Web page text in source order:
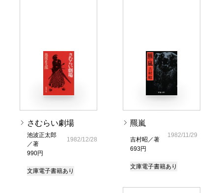
さむらい劇場
池波正太郎
／著
990円
1982/12/28
文庫電子書籍あり
羆嵐
吉村昭／著
693円
1982/11/29
文庫電子書籍あり